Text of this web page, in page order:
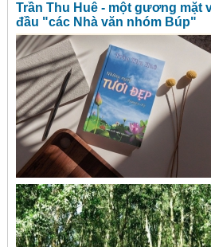
Trần Thu Huê - một gương mặt
đầu "các Nhà văn nhóm Búp"